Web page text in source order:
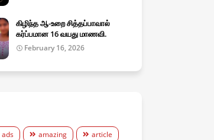
கிழிந்த ஆ-உறை சித்தப்பாவால்
கர்ப்பமான 16 வயது மாணவி.
February 16, 2026
ads amazing
article